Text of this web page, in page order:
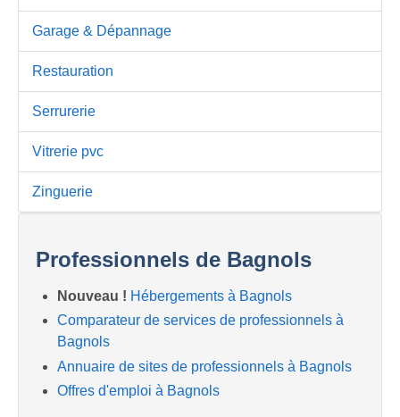
Garage & Dépannage
Restauration
Serrurerie
Vitrerie pvc
Zinguerie
Professionnels de Bagnols
Nouveau ! Hébergements à Bagnols
Comparateur de services de professionnels à
Bagnols
Annuaire de sites de professionnels à Bagnols
Offres d'emploi à Bagnols